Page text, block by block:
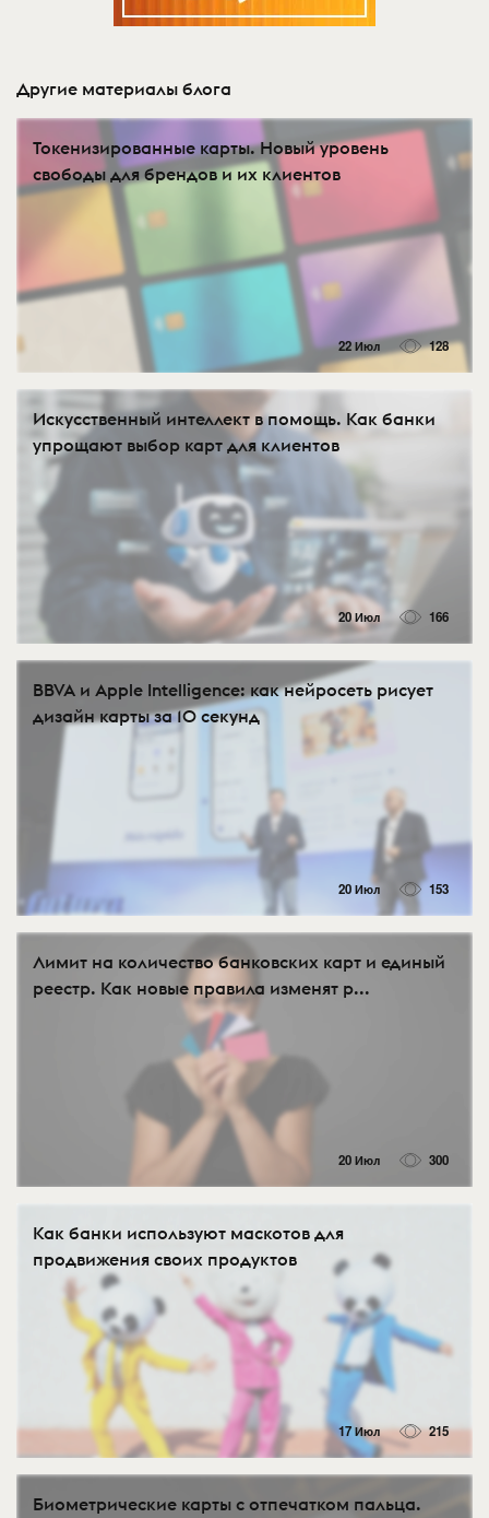
Другие материалы блога
Токенизированные карты. Новый уровень
свободы для брендов и их клиентов
22 Июл 128
Искусственный интеллект в помощь. Как банки
упрощают выбор карт для клиентов
20 Июл 166
BBVA и Apple Intelligence: как нейросеть рисует
дизайн карты за 10 секунд
20 Июл 153
Лимит на количество банковских карт и единый
реестр. Как новые правила изменят р...
20 Июл 300
Как банки используют маскотов для
продвижения своих продуктов
17 Июл 215
Биометрические карты с отпечатком пальца.